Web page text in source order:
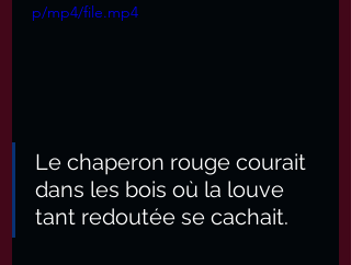
p/mp4/file.mp4
Le chaperon rouge courait
dans les bois où la louve
tant redoutée se cachait.